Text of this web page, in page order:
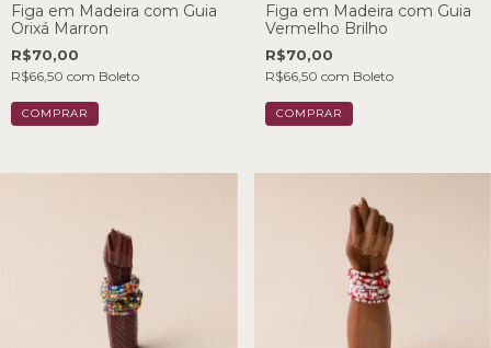
Figa em Madeira com Guia
Orixá Marron
R$70,00
R$66,50 com Boleto
Figa em Madeira com Guia
Vermelho Brilho
R$70,00
R$66,50 com Boleto